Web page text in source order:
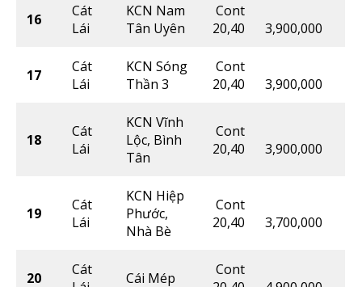
16
Cát
Lái
KCN Nam
Tân Uyên
Cont
20,40
3,900,000
17
Cát
Lái
KCN Sóng
Thần 3
Cont
20,40
3,900,000
18
Cát
Lái
KCN Vĩnh
Lộc, Bình
Tân
Cont
20,40
3,900,000
19
Cát
Lái
KCN Hiệp
Phước,
Nhà Bè
Cont
20,40
3,700,000
20
Cát
Cái Mép
Cont